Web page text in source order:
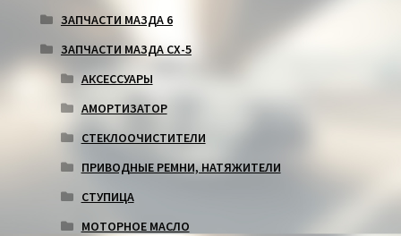
ЗАПЧАСТИ МАЗДА 6
ЗАПЧАСТИ МАЗДА СХ-5
АКСЕССУАРЫ
АМОРТИЗАТОР
СТЕКЛООЧИСТИТЕЛИ
ПРИВОДНЫЕ РЕМНИ, НАТЯЖИТЕЛИ
СТУПИЦА
МОТОРНОЕ МАСЛО